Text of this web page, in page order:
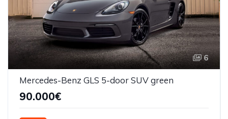
6
Mercedes-Benz GLS 5-door SUV green
90.000€